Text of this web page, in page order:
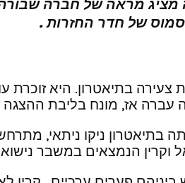
של חדר החזרות .
צעירה בתיאטרון. היא
עברה אז, מונח בליבת
וקרין הנמצאים במשבר